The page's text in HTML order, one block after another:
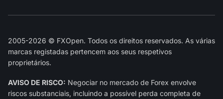
2005-2026 © FXOpen. Todos os direitos reservados. As várias
marcas registadas pertencem aos seus respetivos
proprietários.
AVISO DE RISCO: Negociar no mercado de Forex envolve
riscos substanciais, incluindo a possível perda completa de